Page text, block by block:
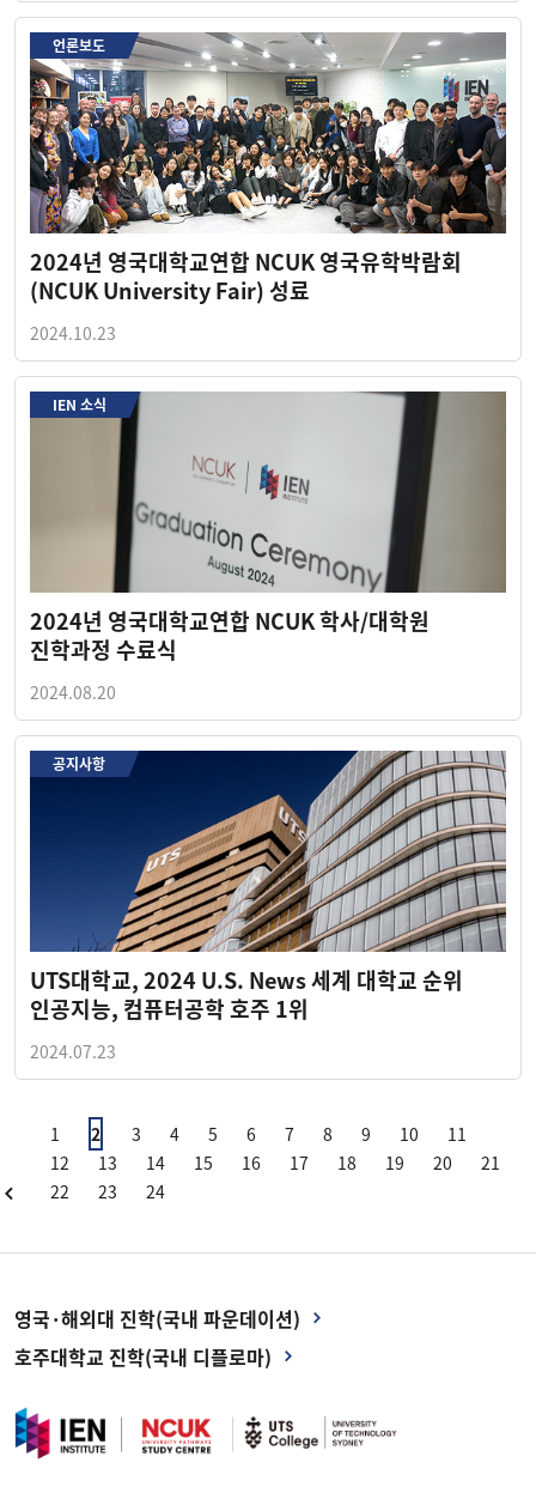
언론보도
2024년 영국대학교연합 NCUK 영국유학박람회
(NCUK University Fair) 성료
2024.10.23
IEN 소식
2024년 영국대학교연합 NCUK 학사/대학원
진학과정 수료식
2024.08.20
공지사항
UTS대학교, 2024 U.S. News 세계 대학교 순위
인공지능, 컴퓨터공학 호주 1위
2024.07.23
1 2 3 4 5 6 7 8 9 10
11
12
13 14 15 16 17 18 19 20
21
22
23 24
영국·해외대 진학(국내 파운데이션)
호주대학교 진학(국내 디플로마)